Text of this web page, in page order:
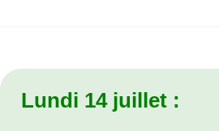
Lundi 14 juillet :